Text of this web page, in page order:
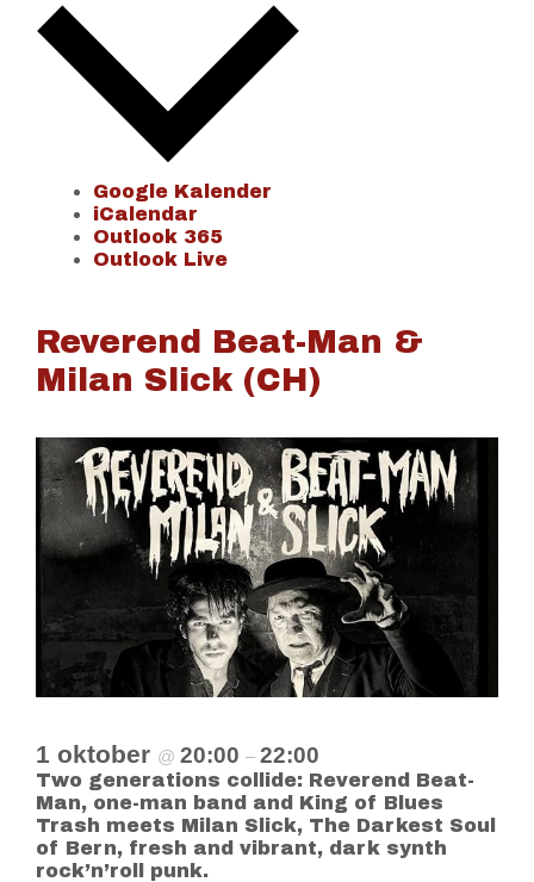
Google Kalender
iCalendar
Outlook 365
Outlook Live
Reverend Beat-Man &
Milan Slick (CH)
1 oktober @ 20:00 – 22:00
Two generations collide: Reverend Beat-
Man, one-man band and King of Blues
Trash meets Milan Slick, The Darkest Soul
of Bern, fresh and vibrant, dark synth
rock’n’roll punk.